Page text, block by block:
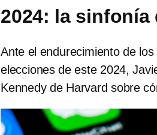
2024: la
Ante el endurecimiento de
elecciones de este 2024,
Kennedy de Harvard sobre